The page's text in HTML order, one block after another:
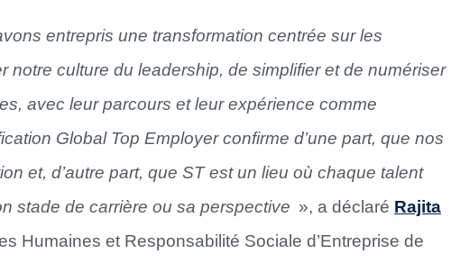
entrepris une transformation centrée sur les
notre culture du leadership, de simplifier et de numériser
avec leur parcours et leur expérience comme
Global Top Employer confirme d’une part, que nos
et, d’autre part, que ST est un lieu où chaque talent
stade de carrière ou sa perspective », a déclaré Rajita
Humaines et Responsabilité Sociale d’Entreprise de